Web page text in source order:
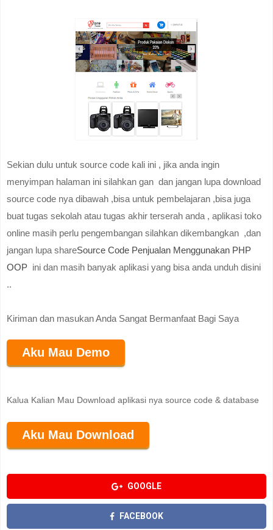
Sekian dulu untuk source code kali ini , jika anda ingin
menyimpan halaman ini silahkan gan dan jangan lupa download
source code nya dibawah ,bisa untuk pembelajaran ,bisa juga
buat tugas sekolah atau tugas akhir terserah anda , aplikasi toko
online masih perlu pengembangan silahkan dikembangkan ,dan
jangan lupa shareSource Code Penjualan Menggunakan PHP
OOP ini dan masih banyak aplikasi yang bisa anda unduh disini
..
Kiriman dan masukan Anda Sangat Bermanfaat Bagi Saya
Aku Mau Demo
Kalua Kalian Mau Download aplikasi nya source code & database
Aku Mau Download
GOOGLE
FACEBOOK